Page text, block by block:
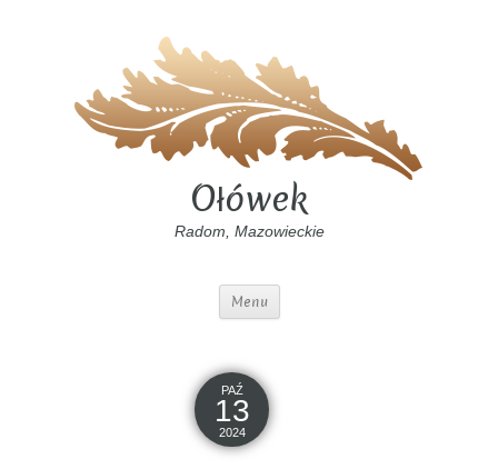
Ołówek
Radom, Mazowieckie
Menu
PAŹ
13
2024